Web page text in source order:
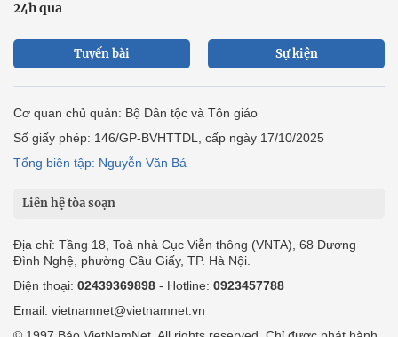
24h qua
Tuyến bài Sự kiện
Cơ quan chủ quản: Bộ Dân tộc và Tôn giáo
Số giấy phép: 146/GP-BVHTTDL, cấp ngày 17/10/2025
Tổng biên tập: Nguyễn Văn Bá
Liên hệ tòa soạn
Địa chỉ: Tầng 18, Toà nhà Cục Viễn thông (VNTA), 68 Dương
Đình Nghệ, phường Cầu Giấy, TP. Hà Nội.
Điện thoại: 02439369898 - Hotline: 0923457788
Email: vietnamnet@vietnamnet.vn